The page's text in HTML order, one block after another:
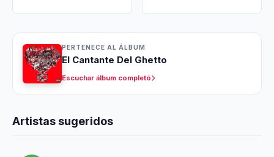
PERTENECE AL ÁLBUM
El Cantante Del Ghetto
Escuchar álbum completó
Artistas sugeridos